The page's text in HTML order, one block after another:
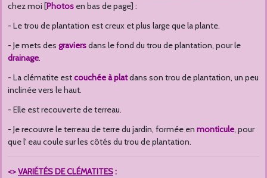
chez moi [Photos en bas de page] :
- Le trou de plantation est creux et plus large que la plante.
- Je mets des graviersdans le fond du trou de plantation, pour le
drainage.
- La clématite estcouchée à platdans son trou de plantation, un peu
inclinée vers le haut.
- Elle est recouverte de terreau.
- Je recouvre le terreau de terre du jardin, formée en monticule, pour
que l' eau coule sur les côtés du trou de plantation.
<>VARIÉTÉS DE CLÉMATITES: